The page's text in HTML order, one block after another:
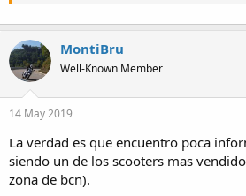
MontiBru
Well-Known Member
14 May 2019
La verdad es que encuentro poca
siendo un de los scooters mas
zona de bcn).